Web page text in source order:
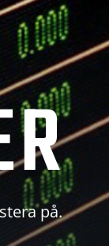
på.